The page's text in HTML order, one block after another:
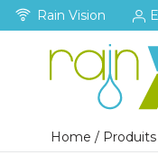
Rain Vision
Home / Produits